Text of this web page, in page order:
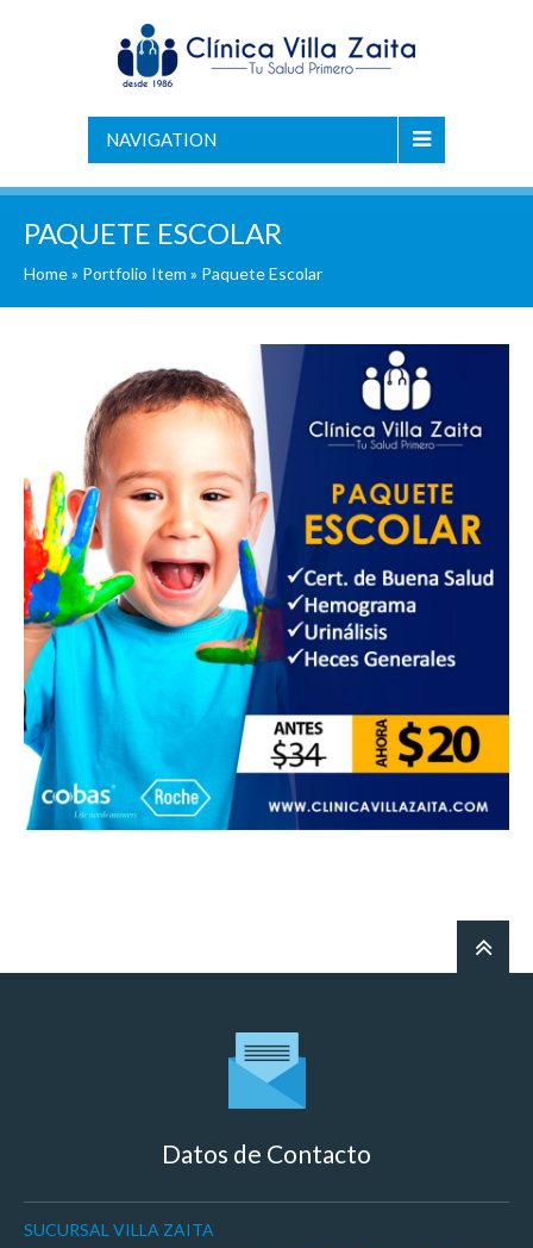
NAVIGATION
PAQUETE ESCOLAR
Home» Portfolio Item » Paquete Escolar
Datos de Contacto
SUCURSAL VILLA ZAITA